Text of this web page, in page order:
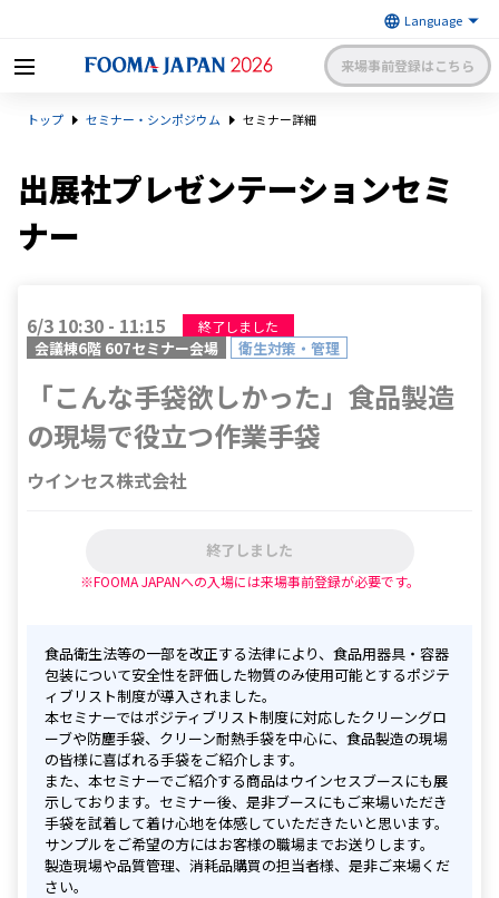
来場事前登録はこちら
級の食品製造総合展〜 | 一般社
日本食品機械工業会
トップ セミナー・シンポジウム セミナー詳細
出展社プレゼンテーションセミ
ナー
6/3 10:30 - 11:15 終了しました
会議棟6階 607セミナー会場 衛生対策・管理
「こんな手袋欲しかった」食品製造
の現場で役立つ作業手袋
ウインセス株式会社
終了しました
※FOOMA JAPANへの入場には来場事前登録が必要です。
食品衛生法等の一部を改正する法律により、食品用器具・容器
包装について安全性を評価した物質のみ使用可能とするポジテ
ィブリスト制度が導入されました。
本セミナーではポジティブリスト制度に対応したクリーングロ
ーブや防塵手袋、クリーン耐熱手袋を中心に、食品製造の現場
の皆様に喜ばれる手袋をご紹介します。
また、本セミナーでご紹介する商品はウインセスブースにも展
示しております。セミナー後、是非ブースにもご来場いただき
手袋を試着して着け心地を体感していただきたいと思います。
サンプルをご希望の方にはお客様の職場までお送りします。
製造現場や品質管理、消耗品購買の担当者様、是非ご来場くだ
さい。